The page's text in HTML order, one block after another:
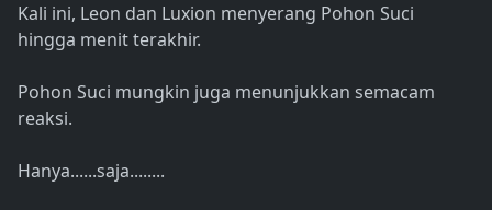
Kali ini, Leon dan Luxion menyerang Pohon Suci
hingga menit terakhir.
Pohon Suci mungkin juga menunjukkan semacam
reaksi.
Hanya......saja........